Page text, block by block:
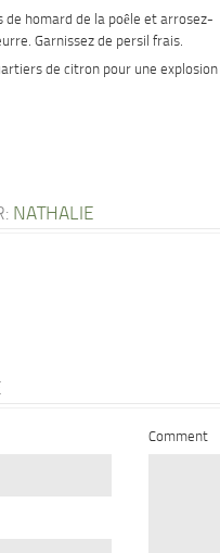
de homard de la poêle et arrosez-
Garnissez de persil frais.
de citron pour une
NATHALIE
Comment